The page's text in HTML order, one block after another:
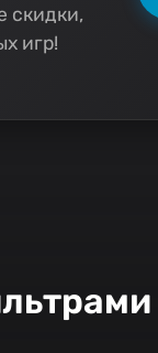
скидки,
игр!